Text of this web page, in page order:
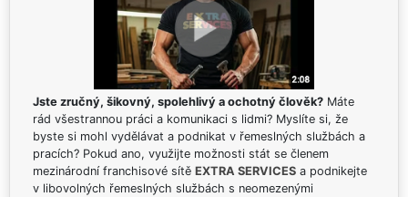
Jste zručný, šikovný, spolehlivý a ochotný člověk? Máte
rád všestrannou práci a komunikaci s lidmi? Myslíte si, že
byste si mohl vydělávat a podnikat v řemeslných službách a
pracích? Pokud ano, využijte možnosti stát se členem
mezinárodní franchisové sítě EXTRA SERVICES a podnikejte
v libovolných řemeslných službách s neomezenými